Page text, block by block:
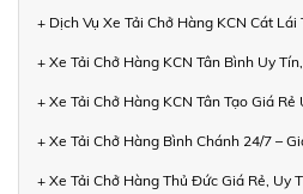
+ Dịch Vụ Xe Tải Chở Hàng KCN Cát Lái
+ Xe Tải Chở Hàng KCN Tân Bình Uy
+ Xe Tải Chở Hàng KCN Tân Tạo Giá
+ Xe Tải Chở Hàng Bình Chánh 24/7 –
+ Xe Tải Chở Hàng Thủ Đức Giá Rẻ, Uy